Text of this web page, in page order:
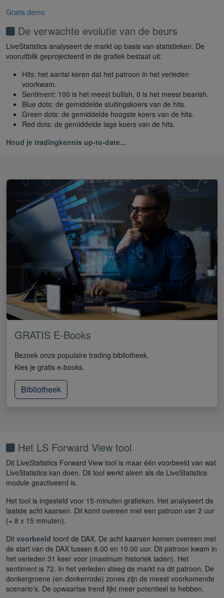
Gratis demo
De verwachte evolutie van de beurs
LiveStatistics analyseert de markt op basis van statistieken. De
vooruitblik geprojecteerd in de grafiek bestaat uit:
Hits: het aantal keren dat het patroon in het verleden
voorkwam.
Sentiment: 100 is het meest bullish, 0 is het meest bearish.
Blue dots: de gemiddelde sluitingskoers van de hits.
Green dots: de gemiddelde hoogste koers van de hits.
Red dots: de gemiddelde lage koers van de hits.
Houd je tradingkennis up-to-date...
GRATIS E-Books
Bezoek onze populaire trading bibliotheek.
Kies je gratis e-books.
Bibliotheek
Het LS Forward View tool
Dit LiveStatistics Forward View tool is maar één voorbeeld van wat
LiveStatistics kan doen. Dit tool werkt aleen als de LiveStatistics
module geactiveerd is.
Het tool is ingesteld voor 15-minuten grafieken. Het analyseert de
laatste acht kaarsen. Dit komt overeen met een patroon van 2 uur
(= 8 x 15 minuten).
Dit voorbeeld toont de DAX. De acht kaarsen komen overeen met
de start van de DAX tussen 8.00 en 10.00 uur. Dit patroon kwam in
het verleden 31 keer voor (maximum historiek laden). Het
sentiment is 72. In het verleden steeg de markt na dit patroon. De
donkergroene (en donkerrode) zones zijn de meest voorkomende
scenario's. De opwaartse trend lijkt meer potentieel te hebben.